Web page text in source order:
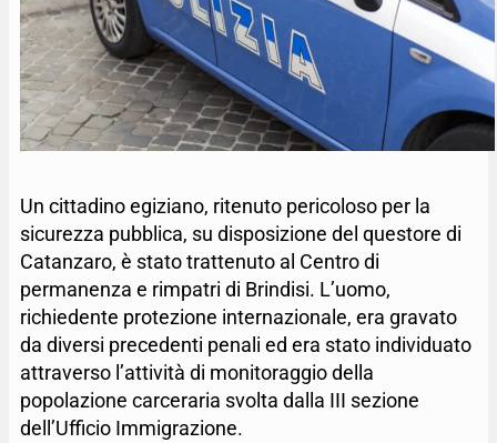
Un cittadino egiziano, ritenuto pericoloso per la
sicurezza pubblica, su disposizione del questore di
Catanzaro, è stato trattenuto al Centro di
permanenza e rimpatri di Brindisi. L’uomo,
richiedente protezione internazionale, era gravato
da diversi precedenti penali ed era stato individuato
attraverso l’attività di monitoraggio della
popolazione carceraria svolta dalla III sezione
dell’Ufficio Immigrazione.